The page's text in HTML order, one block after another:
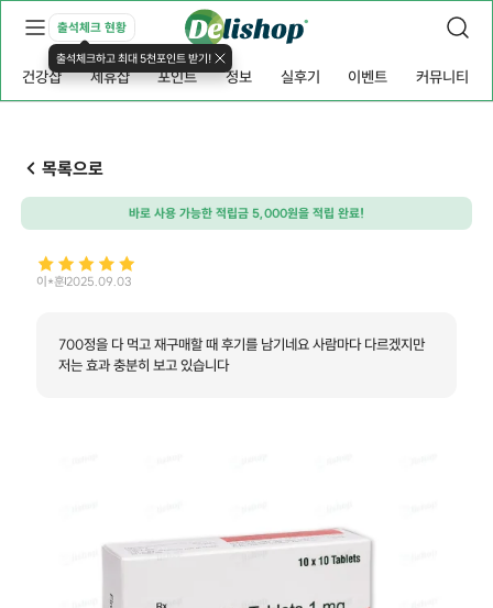
출석체크 현황
출석체크하고 최대 5천포인트 받기!
건강샵 제휴샵 포인트 정보 실후기 이벤트 커뮤니티
목록으로
바로 사용 가능한 적립금 5,000원을 적립 완료!
이*훈2025.09.03
700정을 다 먹고 재구매할 때 후기를 남기네요 사람마다 다르겠지만
저는 효과 충분히 보고 있습니다